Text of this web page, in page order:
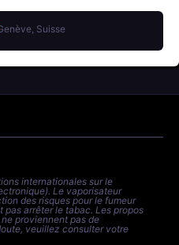
Suisse
internationales sur le
Le vaporisateur
des risques pour le fumeur
pas arrêter le tabac. Les propos
proviennent pas de
veuillez consulter votre